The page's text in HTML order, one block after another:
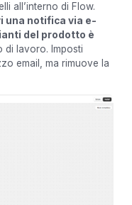
all’interno di Flow.
una notifica via e-
del prodotto è
di lavoro. Imposti
email, ma rimuove la